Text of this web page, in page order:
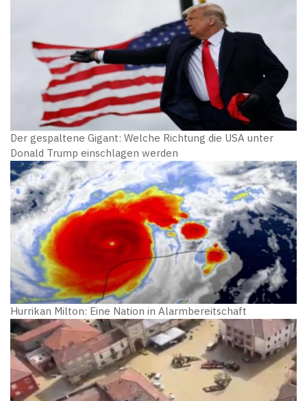
Der gespaltene Gigant: Welche Richtung die USA unter
Donald Trump einschlagen werden
Hurrikan Milton: Eine Nation in Alarmbereitschaft